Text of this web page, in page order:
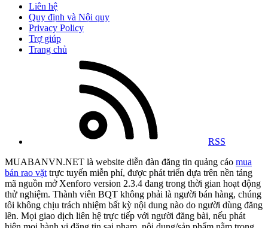
Liên hệ
Quy định và Nội quy
Privacy Policy
Trợ giúp
Trang chủ
RSS
MUABANVN.NET là website diễn đàn đăng tin quảng cáo mua
bán rao vặt trực tuyến miễn phí, được phát triển dựa trên nền tảng
mã nguồn mở Xenforo version 2.3.4 đang trong thời gian hoạt động
thử nghiệm. Thành viên BQT không phải là người bán hàng, chúng
tôi không chịu trách nhiệm bất kỳ nội dung nào do người dùng đăng
lên. Mọi giao dịch liên hệ trực tiếp với người đăng bài, nếu phát